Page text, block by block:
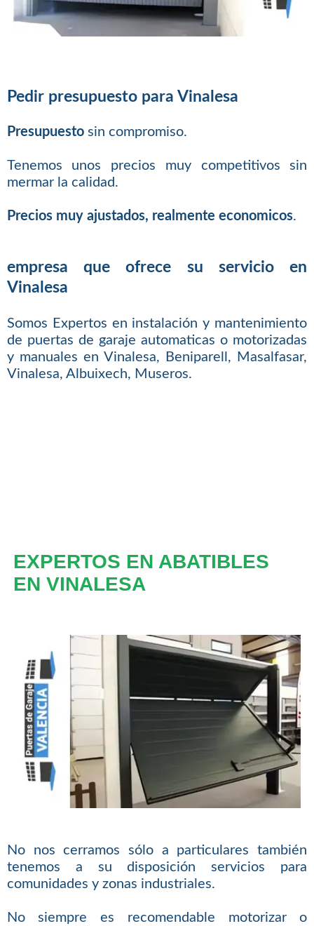
Pedir presupuesto para Vinalesa
Presupuestosin compromiso.
Tenemos unos precios muy competitivos sin
mermar la calidad.
Precios muy ajustados, realmente economicos.
empresa que ofrece su servicio en
Vinalesa
Somos Expertos en instalación y mantenimiento
de puertas de garaje automaticas o motorizadas
y manuales en Vinalesa, Beniparell, Masalfasar,
Vinalesa, Albuixech, Museros.
EXPERTOS EN ABATIBLES
EN VINALESA
No nos cerramos sólo a particulares también
tenemos a su disposición servicios para
comunidades y zonas industriales.
No siempre es recomendable motorizar o